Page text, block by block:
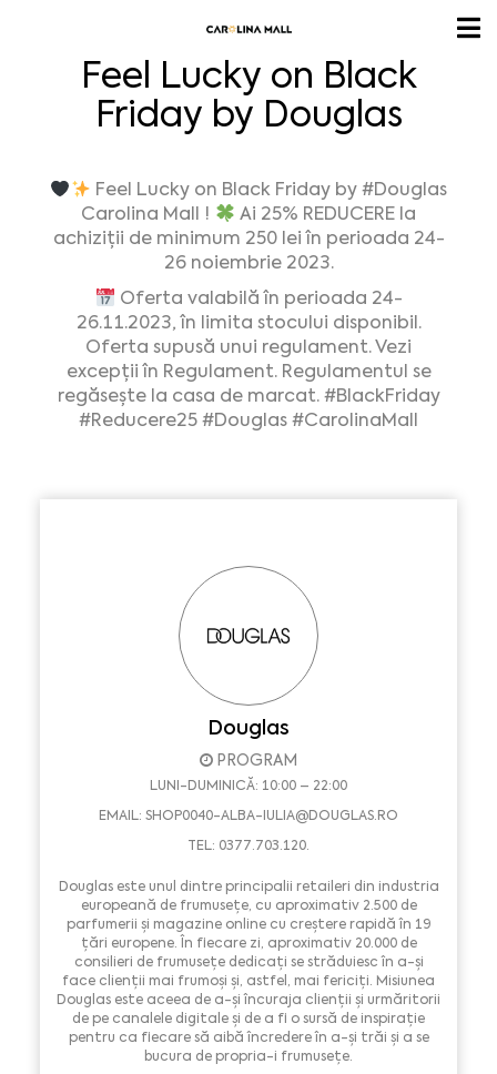
Feel Lucky on Black
Friday by Douglas
Feel Lucky on Black Friday by #Douglas
Carolina Mall !
Ai 25% REDUCERE la
achiziții de minimum 250 lei în perioada 24-
26 noiembrie 2023.
Oferta valabilă în perioada 24-
26.11.2023, în limita stocului disponibil.
Oferta supusă unui regulament. Vezi
excepții în Regulament. Regulamentul se
regăsește la casa de marcat. #BlackFriday
#Reducere25 #Douglas #CarolinaMall
Douglas
PROGRAM
LUNI-DUMINICĂ: 10:00 – 22:00
EMAIL: SHOP0040-ALBA-IULIA@DOUGLAS.RO
TEL: 0377.703.120.
Douglas este unul dintre principalii retaileri din industria
europeană de frumusețe, cu aproximativ 2.500 de
parfumerii și magazine online cu creștere rapidă în 19
țări europene. În fiecare zi, aproximativ 20.000 de
consilieri de frumusețe dedicați se străduiesc în a-și
face clienții mai frumoși și, astfel, mai fericiți. Misiunea
Douglas este aceea de a-și încuraja clienții și urmăritorii
de pe canalele digitale și de a fi o sursă de inspirație
pentru ca fiecare să aibă încredere în a-și trăi și a se
bucura de propria-i frumusețe.